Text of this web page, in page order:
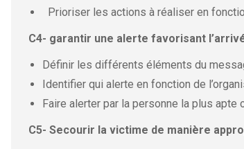
Prioriser les actions à réaliser en
C4- garantir une alerte favorisant
Définir les différents éléments du
Identifier qui alerte en fonction de
Faire alerter par la personne la plus apte
C5- Secourir la victime de manière